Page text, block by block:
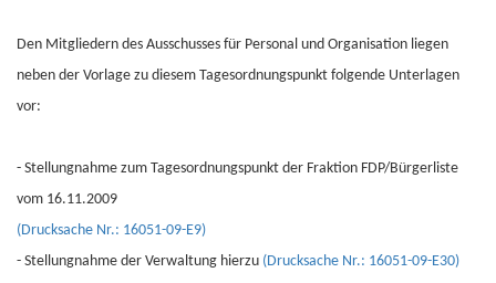
Den Mitgliedern des Ausschusses für Personal und Organisation liegen
neben der Vorlage zu diesem Tagesordnungspunkt folgende Unterlagen
vor:
- Stellungnahme zum Tagesordnungspunkt der Fraktion FDP/Bürgerliste
vom 16.11.2009
(Drucksache Nr.: 16051-09-E9)
- Stellungnahme der Verwaltung hierzu (Drucksache Nr.: 16051-09-E30)